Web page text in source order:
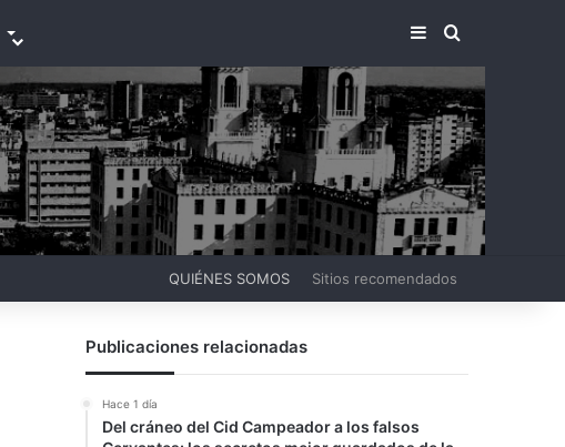
BARRA LATERAL
BUSCAR
QUIÉNES SOMOS Sitios recomendados
Publicaciones relacionadas
Hace 1 día
Del cráneo del Cid Campeador a los falsos